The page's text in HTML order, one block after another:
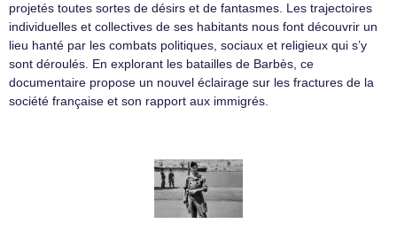
projetés toutes sortes de désirs et de fantasmes. Les trajectoires
individuelles et collectives de ses habitants nous font découvrir un
lieu hanté par les combats politiques, sociaux et religieux qui s’y
sont déroulés. En explorant les batailles de Barbès, ce
documentaire propose un nouvel éclairage sur les fractures de la
société française et son rapport aux immigrés.